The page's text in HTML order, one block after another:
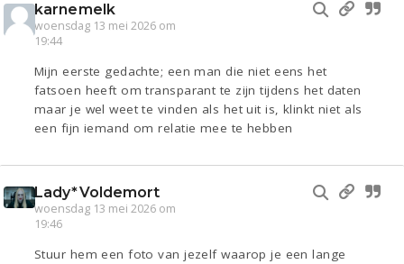
karnemelk
woensdag 13 mei 2026 om
19:44
Mijn eerste gedachte; een man die niet eens het
fatsoen heeft om transparant te zijn tijdens het daten
maar je wel weet te vinden als het uit is, klinkt niet als
een fijn iemand om relatie mee te hebben
Lady*Voldemort
woensdag 13 mei 2026 om
19:46
Stuur hem een foto van jezelf waarop je een lange